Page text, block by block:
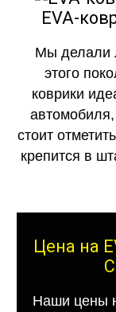
EVA-
Мы делали
этого
коврики
стоит
крепится в
Цена на
Наши цены